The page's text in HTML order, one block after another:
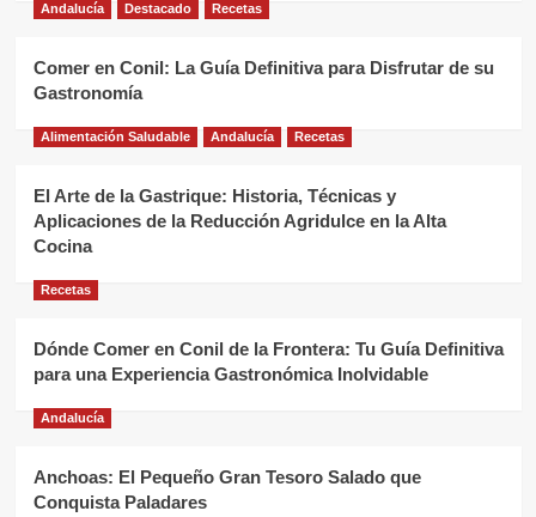
Andalucía Destacado Recetas
Comer en Conil: La Guía Definitiva para Disfrutar de su
Gastronomía
Alimentación Saludable Andalucía Recetas
El Arte de la Gastrique: Historia, Técnicas y
Aplicaciones de la Reducción Agridulce en la Alta
Cocina
Recetas
Dónde Comer en Conil de la Frontera: Tu Guía Definitiva
para una Experiencia Gastronómica Inolvidable
Andalucía
Anchoas: El Pequeño Gran Tesoro Salado que
Conquista Paladares